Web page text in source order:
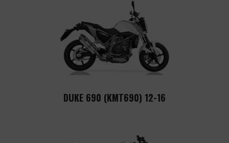
DUKE 690 (KMT690) 12-16